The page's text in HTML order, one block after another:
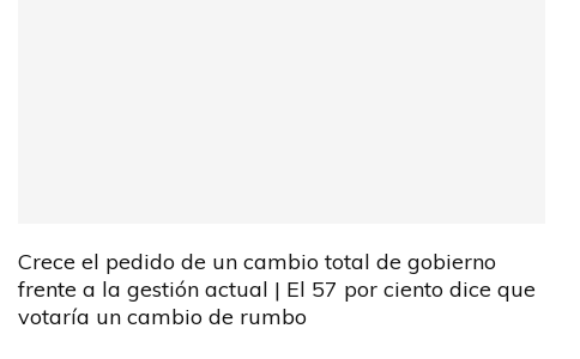
Crece el pedido de un cambio total de gobierno
frente a la gestión actual | El 57 por ciento dice que
votaría un cambio de rumbo